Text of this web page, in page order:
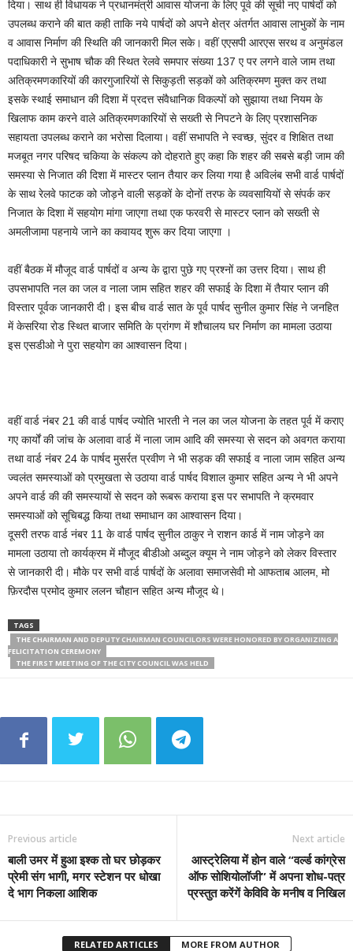
दिया। साथ ही विधायक ने प्रधानमंत्री आवास योजना के लिए पूर्व की सूची नए पार्षदों को
उपलब्ध कराने की बात कही ताकि नये पार्षदों को अपने क्षेत्र अंतर्गत आवास लाभुकों के नाम
व आवास निर्माण की स्थिति की जानकारी मिल सके। वहीं एएसपी आरएस सरथ व अनुमंडल
पदाधिकारी ने सुभाष चौक की स्थित रेलवे समपार संख्या 137 ए पर लगने वाले जाम तथा
अतिक्रमणकारियों की कारगुजारियों से सिकुड़ती सड़कों को अतिक्रमण मुक्त कर तथा
इसके स्थाई समाधान की दिशा में प्रदत्त संवैधानिक विकल्पों को सुझाया तथा नियम के
खिलाफ काम करने वाले अतिक्रमणकारियों से सख्ती से निपटने के लिए प्रशासनिक
सहायता उपलब्ध कराने का भरोसा दिलाया। वहीं सभापति ने स्वच्छ, सुंदर व शिक्षित तथा
मजबूत नगर परिषद चकिया के संकल्प को दोहराते हुए कहा कि शहर की सबसे बड़ी जाम की
समस्या से निजात की दिशा में मास्टर प्लान तैयार कर लिया गया है अविलंब सभी वार्ड पार्षदों
के साथ रेलवे फाटक को जोड़ने वाली सड़कों के दोनों तरफ के व्यवसायियों से संपर्क कर
निजात के दिशा में सहयोग मांगा जाएगा तथा एक फरवरी से मास्टर प्लान को सख्ती से
अमलीजामा पहनाये जाने का कवायद शुरू कर दिया जाएगा ।
वहीं बैठक में मौजूद वार्ड पार्षदों व अन्य के द्वारा पुछे गए प्रश्नों का उत्तर दिया। साथ ही
उपसभापति नल का जल व नाला जाम सहित शहर की सफाई के दिशा में तैयार प्लान की
विस्तार पूर्वक जानकारी दी। इस बीच वार्ड सात के पूर्व पार्षद सुनील कुमार सिंह ने जनहित
में केसरिया रोड स्थित बाजार समिति के प्रांगण में शौचालय घर निर्माण का मामला उठाया
इस एसडीओ ने पुरा सहयोग का आश्वासन दिया।
वहीं वार्ड नंबर 21 की वार्ड पार्षद ज्योति भारती ने नल का जल योजना के तहत पूर्व में कराए
गए कार्यों की जांच के अलावा वार्ड में नाला जाम आदि की समस्या से सदन को अवगत कराया
तथा वार्ड नंबर 24 के पार्षद मुसर्रत प्रवीण ने भी सड़क की सफाई व नाला जाम सहित अन्य
ज्वलंत समस्याओं को प्रमुखता से उठाया वार्ड पार्षद विशाल कुमार सहित अन्य ने भी अपने
अपने वार्ड की की समस्यायों से सदन को रूबरू कराया इस पर सभापति ने क्रमवार
समस्याओं को सूचिबद्ध किया तथा समाधान का आश्वासन दिया।
दूसरी तरफ वार्ड नंबर 11 के वार्ड पार्षद सुनील ठाकुर ने राशन कार्ड में नाम जोड़ने का
मामला उठाया तो कार्यक्रम में मौजूद बीडीओ अब्दुल क्यूम ने नाम जोड़ने को लेकर विस्तार
से जानकारी दी। मौके पर सभी वार्ड पार्षदों के अलावा समाजसेवी मो आफताब आलम, मो
फ़िरदौस प्रमोद कुमार ललन चौहान सहित अन्य मौजूद थे।
TAGS
THE CHAIRMAN AND DEPUTY CHAIRMAN COUNCILORS WERE HONORED BY ORGANIZING A
FELICITATION CEREMONY
THE FIRST MEETING OF THE CITY COUNCIL WAS HELD
Previous article
बाली उमर में हुआ इश्क तो घर छोड़कर
प्रेमी संग भागी, मगर स्टेशन पर धोखा
दे भाग निकला आशिक
Next article
आस्ट्रेलिया में होन वाले “वर्ल्ड कांग्रेस
ऑफ सोशियोलॉजी” में अपना शोध-पत्र
प्रस्तुत करेंगें केविवि के मनीष व निखिल
RELATED ARTICLES MORE FROM AUTHOR